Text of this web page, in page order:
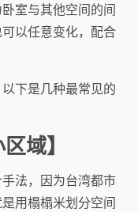
室与其他空间的间
以任意变化，配合
下是几种最常见的
域】
法，因为台湾都市
用榻榻米划分空间